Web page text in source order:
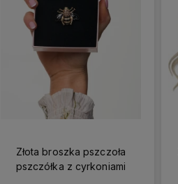
Złota broszka pszczoła
pszczółka z cyrkoniami